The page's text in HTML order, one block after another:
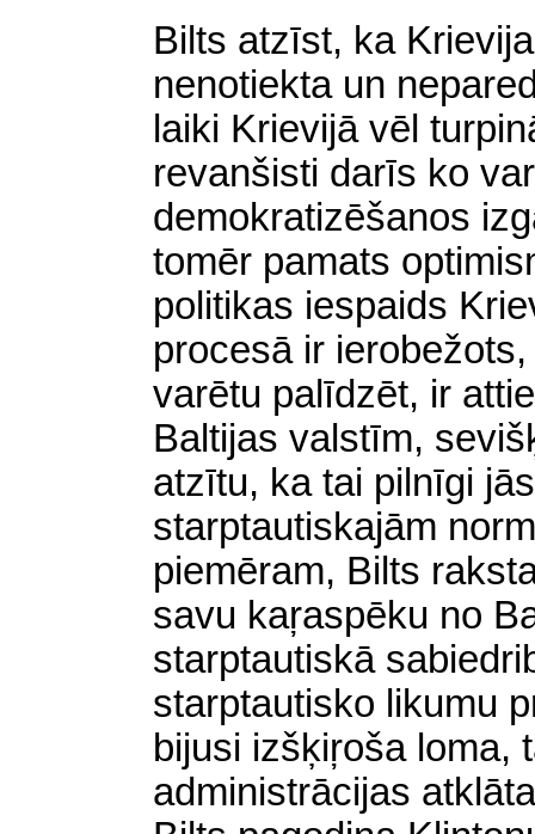
Bilts atzīst, ka
nenotiekta un
laiki Krievijā vēl
revanšisti darīs ko
demokratizēšanos
tomēr pamats
politikas iespaids
procesā ir
varētu palīdzēt, ir
Baltijas valstīm,
atzītu, ka tai pilnīgi
starptautiskajām
piemēram, Bilts
savu kaŗaspēku no
starptautiskā
starptautisko likumu
bijusi izšķiŗoša loma,
administrācijas